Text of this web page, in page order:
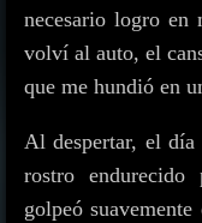
necesario logro en
volví al auto, el
que me hundió en
Al despertar, el
rostro
golpeó